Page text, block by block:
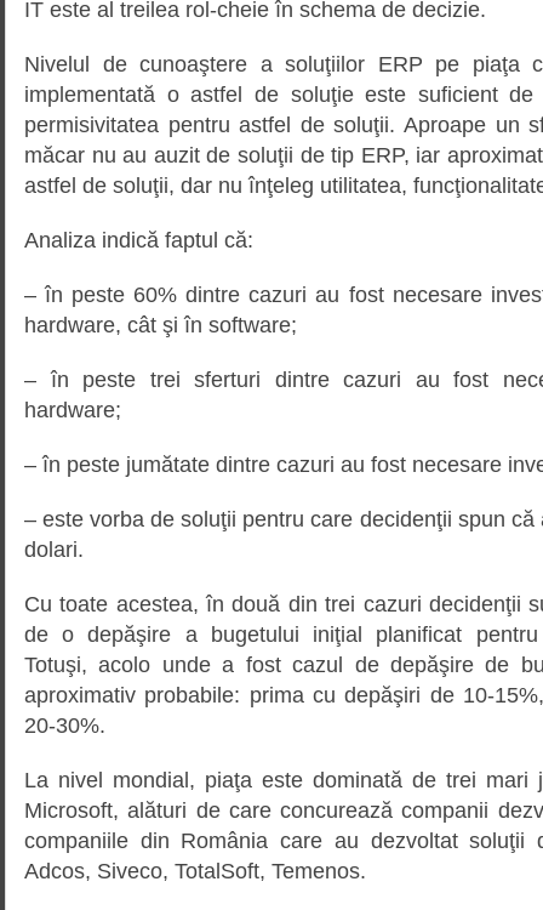
IT este al treilea rol-cheie în schema de decizie.
Nivelul de cunoaştere a soluţiilor ERP pe piaţa
implementată o astfel de soluţie este suficient
permisivitatea pentru astfel de soluţii. Aproape un
măcar nu au auzit de soluţii de tip ERP, iar
astfel de soluţii, dar nu înţeleg utilitatea,
Analiza indică faptul că:
– în peste 60% dintre cazuri au fost necesare
hardware, cât şi în software;
– în peste trei sferturi dintre cazuri au fost
hardware;
– în peste jumătate dintre cazuri au fost necesare
– este vorba de soluţii pentru care decidenţii spun
dolari.
Cu toate acestea, în două din trei cazuri decidenţii
de o depăşire a bugetului iniţial planificat pentru
Totuşi, acolo unde a fost cazul de depăşire de
aproximativ probabile: prima cu depăşiri de 10-
20-30%.
La nivel mondial, piaţa este dominată de trei mari
Microsoft, alături de care concurează companii
companiile din România care au dezvoltat
Adcos, Siveco, TotalSoft, Temenos.